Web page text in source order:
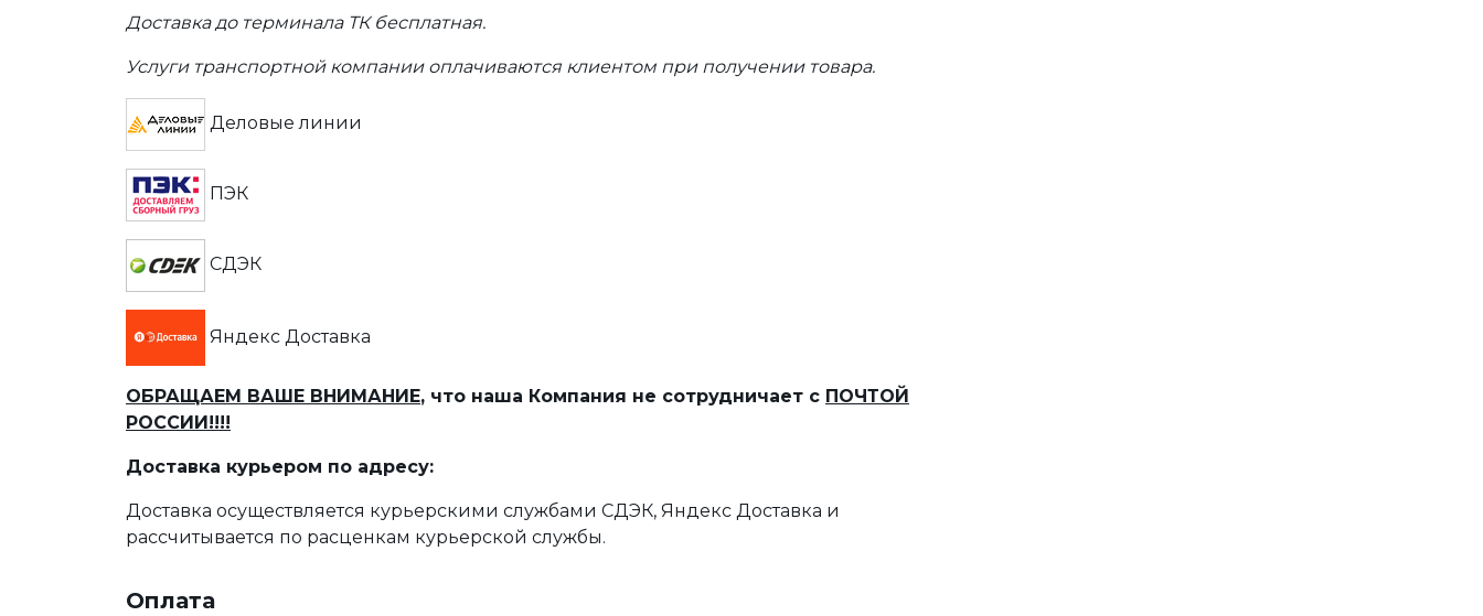
Доставка до терминала ТК бесплатная.
Услуги транспортной компании оплачиваются клиентом при получении товара.
Деловые линии
ПЭК
СДЭК
Яндекс Доставка
ОБРАЩАЕМ ВАШЕ ВНИМАНИЕ, что наша Компания не сотрудничает с ПОЧТОЙ
РОССИИ!!!!
Доставка курьером по адресу:
Доставка осуществляется курьерскими службами СДЭК, Яндекс Доставка и
рассчитывается по расценкам курьерской службы.
Оплата